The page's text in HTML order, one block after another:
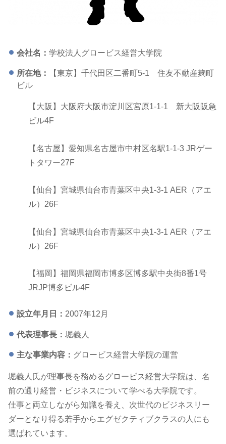
会社名： 学校法人グロービス経営大学院
所在地：
【東京】千代田区二番町5-1 住友不動産麹町
ビル
【大阪】大阪府大阪市淀川区宮原1-1-1 新大阪阪急
ビル4F
【名古屋】愛知県名古屋市中村区名駅1-1-3 JRゲー
トタワー27F
【仙台】宮城県仙台市青葉区中央1-3-1 AER（アエ
ル）26F
【仙台】宮城県仙台市青葉区中央1-3-1 AER（アエ
ル）26F
【福岡】福岡県福岡市博多区博多駅中央街8番1号
JRJP博多ビル4F
設立年月日： 2007年12月
代表理事長： 堀義人
主な事業内容： グロービス経営大学院の運営
堀義人氏が理事長を務めるグロービス経営大学院は、名
前の通り経営・ビジネスについて学べる大学院です。
仕事と両立しながら知識を養え、次世代のビジネスリー
ダーとなり得る若手からエグゼクティブクラスの人にも
選ばれています。